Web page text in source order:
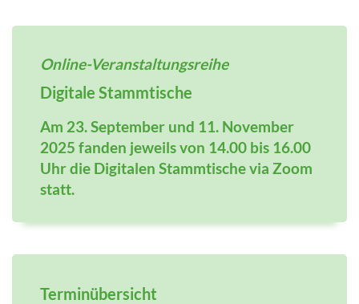
Online-Veranstaltungsreihe
Digitale Stammtische
Am 23. September und 11. November
2025 fanden jeweils von 14.00 bis 16.00
Uhr die Digitalen Stammtische via Zoom
statt.
Terminübersicht